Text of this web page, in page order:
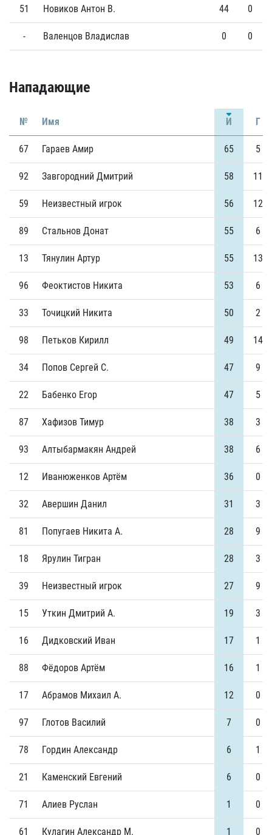
51 Новиков Антон В. 44 0
- Валенцов Владислав 0 0
Нападающие
№ Имя И Г
67 Гараев Амир 65 5
92 Завгородний Дмитрий 58 11
59 Неизвестный игрок 56 12
89 Стальнов Донат 55 6
13 Тянулин Артур 55 13
96 Феоктистов Никита 53 6
33 Точицкий Никита 50 2
98 Петьков Кирилл 49 14
34 Попов Сергей С. 47 9
22 Бабенко Егор 47 5
87 Хафизов Тимур 38 3
93 Алтыбармакян Андрей 38 6
12 Иванюженков Артём 36 0
32 Авершин Данил 31 3
81 Попугаев Никита А. 28 9
18 Ярулин Тигран 28 3
39 Неизвестный игрок 27 9
15 Уткин Дмитрий А. 19 3
16 Дидковский Иван 17 1
88 Фёдоров Артём 16 1
17 Абрамов Михаил А. 12 0
97 Глотов Василий 7 0
78 Гордин Александр 6 1
21 Каменский Евгений 6 0
71 Алиев Руслан 1 0
61 Кулагин Александр М. 1 0